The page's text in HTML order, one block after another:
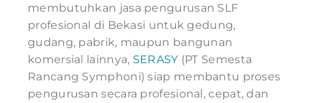
membutuhkan jasa pengurusan SLF
profesional di Bekasi untuk gedung,
gudang, pabrik, maupun bangunan
komersial lainnya, SERASY (PT Semesta
Rancang Symphoni) siap membantu proses
pengurusan secara profesional, cepat, dan